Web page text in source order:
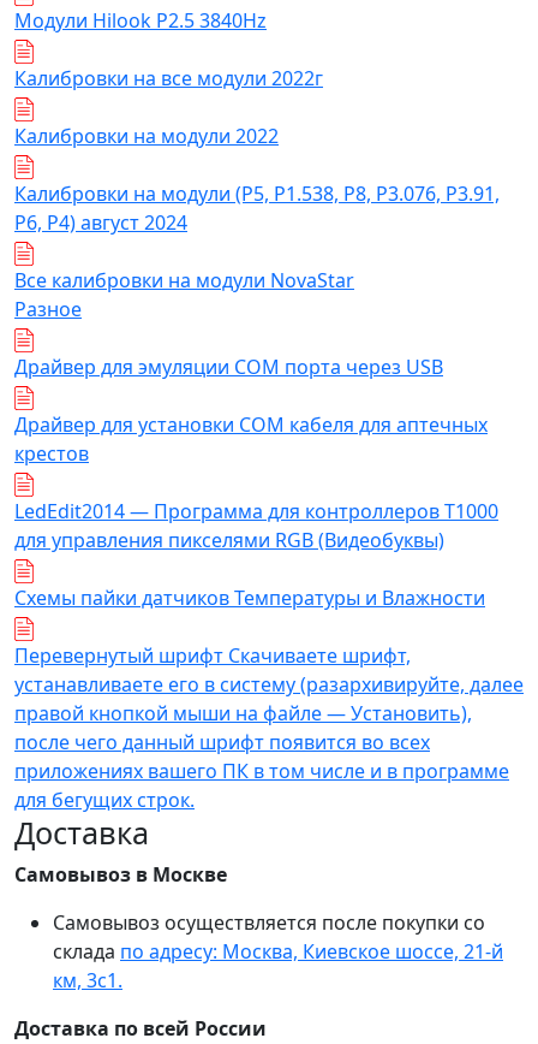
Модули Hilook P2.5 3840Hz
Калибровки на все модули 2022г
Калибровки на модули 2022
Калибровки на модули (Р5, Р1.538, Р8, Р3.076, Р3.91,
Р6, Р4) август 2024
Все калибровки на модули NovaStar
Разное
Драйвер для эмуляции COM порта через USB
Драйвер для установки COM кабеля для аптечных
крестов
LedEdit2014 — Программа для контроллеров T1000
для управления пикселями RGB (Видеобуквы)
Схемы пайки датчиков Температуры и Влажности
Перевернутый шрифт Скачиваете шрифт,
устанавливаете его в систему (разархивируйте, далее
правой кнопкой мыши на файле — Установить),
после чего данный шрифт появится во всех
приложениях вашего ПК в том числе и в программе
для бегущих строк.
Доставка
Самовывоз в Москве
Самовывоз осуществляется после покупки со
склада по адресу: Москва, Киевское шоссе, 21-й
км, 3с1.
Доставка по всей России